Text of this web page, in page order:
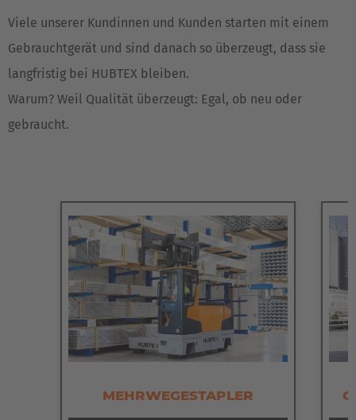
Viele unserer Kundinnen und Kunden starten mit einem
Gebrauchtgerät und sind danach so überzeugt, dass sie
langfristig bei HUBTEX bleiben.
Warum? Weil Qualität überzeugt: Egal, ob neu oder
gebraucht.
MEHRWEGESTAPLER